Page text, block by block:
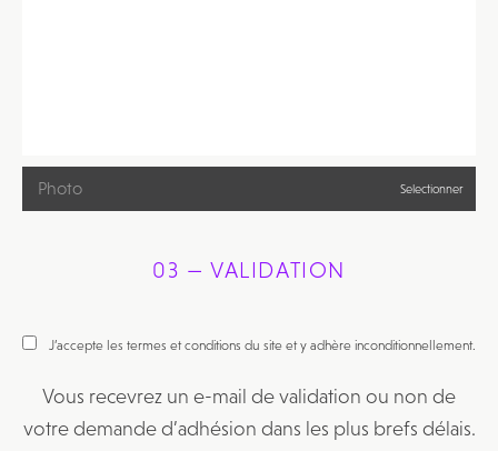
Photo Selectionner
03 — VALIDATION
J’accepte les termes et conditions du site et y adhère inconditionnellement.
Vous recevrez un e-mail de validation ou non de
votre demande d’adhésion dans les plus brefs délais.